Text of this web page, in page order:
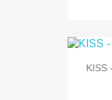
KISS